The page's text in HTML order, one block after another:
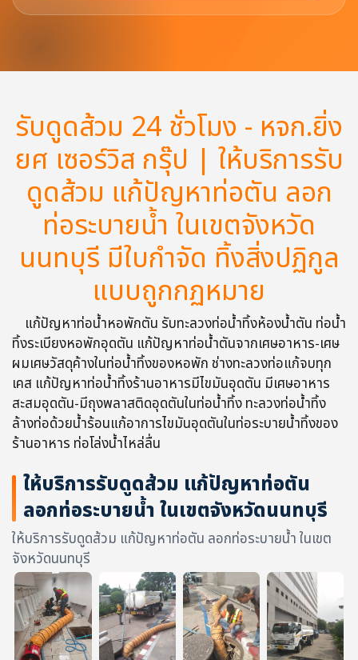
รับดูดส้วม 24 ชั่วโมง - หจก.ยิ่ง
ยศ เซอร์วิส กรุ๊ป | ให้บริการรับ
ดูดส้วม แก้ปัญหาท่อตัน ลอก
ท่อระบายน้ำ ในเขตจังหวัด
นนทบุรี มีใบกำจัด ทิ้งสิ่งปฏิกูล
แบบถูกกฏหมาย
แก้ปัญหาท่อน้ำหอพักตัน รับทะลวงท่อน้ำทิ้งห้องน้ำตัน ท่อน้ำ
ทิ้งระเบียงหอพักอุดตัน แก้ปัญหาท่อน้ำตันจากเศษอาหาร-เศษ
ผมเศษวัสดุค้างในท่อน้ำทิ้งของหอพัก ช่างทะลวงท่อแก้จบทุก
เคส แก้ปัญหาท่อน้ำทิ้งร้านอาหารมีไขมันอุดตัน มีเศษอาหาร
สะสมอุดตัน-มีถุงพลาสติดอุดตันในท่อน้ำทิ้ง ทะลวงท่อน้ำทิ้ง
ล้างท่อด้วยน้ำร้อนแก้อาการไขมันอุดตันในท่อระบายน้ำทิ้งของ
ร้านอาหาร ท่อโล่งน้ำไหล่ลื่น
ให้บริการรับดูดส้วม แก้ปัญหาท่อตัน
ลอกท่อระบายน้ำ ในเขตจังหวัดนนทบุรี
ให้บริการรับดูดส้วม แก้ปัญหาท่อตัน ลอกท่อระบายน้ำ ในเขต
จังหวัดนนทบุรี